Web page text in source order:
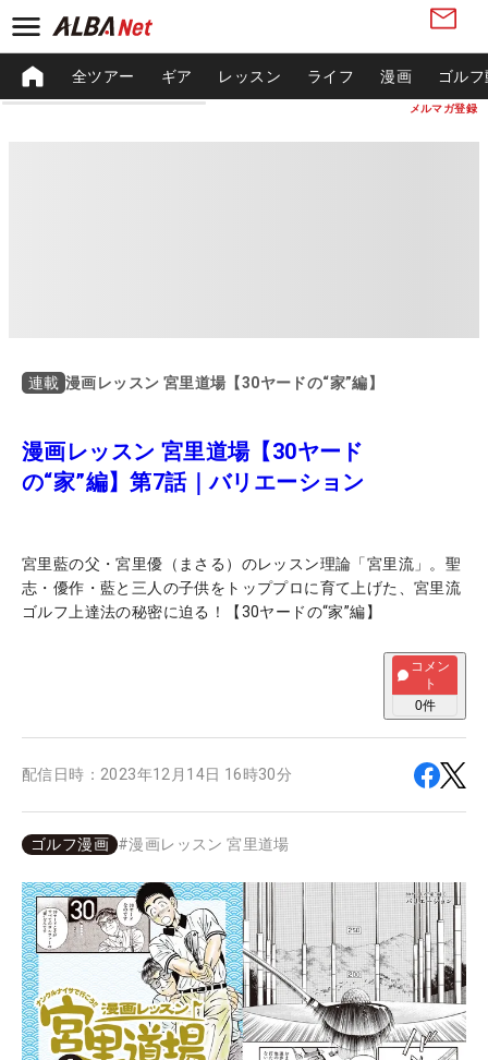
メルマガ登録
全ツアー ギア レッスン ライフ 漫画 ゴル
連載 漫画レッスン 宮里道場【30ヤードの“家”編】
漫画レッスン 宮里道場【30ヤード
の“家”編】第7話｜バリエーション
宮里藍の父・宮里優（まさる）のレッスン理論「宮里流」。聖
志・優作・藍と三人の子供をトッププロに育て上げた、宮里流
ゴルフ上達法の秘密に迫る！【30ヤードの“家”編】
コメン
ト
0件
配信日時： 2023年12月14日 16時30分
ゴルフ漫画 #漫画レッスン 宮里道場